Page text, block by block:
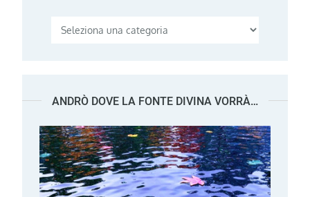
Categorie
ANDRÒ DOVE LA FONTE DIVINA VORRÀ…